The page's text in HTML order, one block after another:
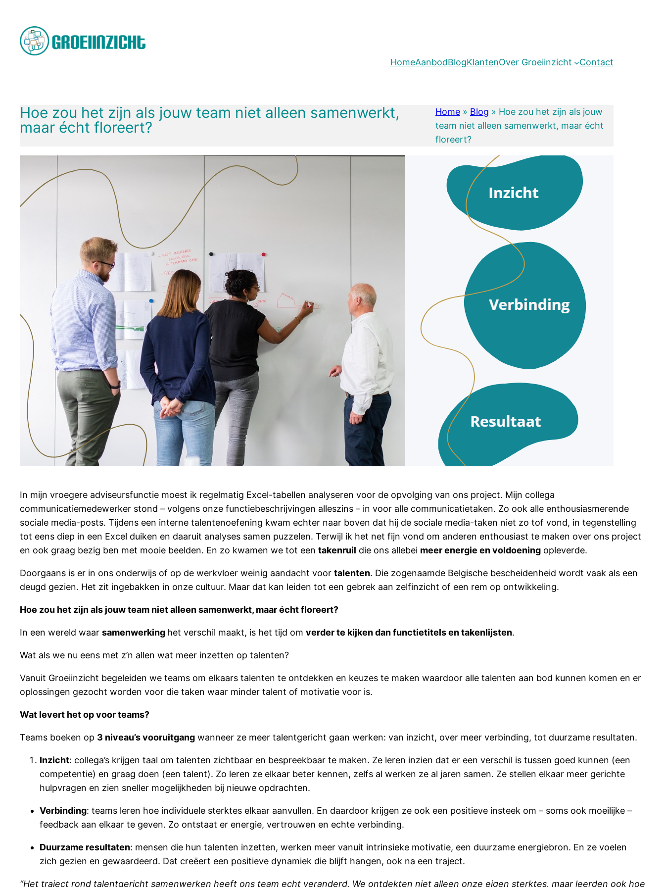
inhoud
HomeAanbodBlogKlantenOver Groeiinzicht Contact
Hoe zou het zijn als jouw team niet alleen samenwerkt,
maar écht floreert?
Home » Blog » Hoe zou het zijn als jouw
team niet alleen samenwerkt, maar écht
floreert?
In mijn vroegere adviseursfunctie moest ik regelmatig Excel-tabellen analyseren voor de opvolging van ons project. Mijn collega
communicatiemedewerker stond – volgens onze functiebeschrijvingen alleszins – in voor alle communicatietaken. Zo ook alle enthousiasmerende
sociale media-posts. Tijdens een interne talentenoefening kwam echter naar boven dat hij de sociale media-taken niet zo tof vond, in tegenstelling
tot eens diep in een Excel duiken en daaruit analyses samen puzzelen. Terwijl ik het net fijn vond om anderen enthousiast te maken over ons project
en ook graag bezig ben met mooie beelden. En zo kwamen we tot een takenruil die ons allebei meer energie en voldoening opleverde.
Doorgaans is er in ons onderwijs of op de werkvloer weinig aandacht voor talenten. Die zogenaamde Belgische bescheidenheid wordt vaak als een
deugd gezien. Het zit ingebakken in onze cultuur. Maar dat kan leiden tot een gebrek aan zelfinzicht of een rem op ontwikkeling.
Hoe zou het zijn als jouw team niet alleen samenwerkt, maar écht floreert?
In een wereld waar samenwerking het verschil maakt, is het tijd om verder te kijken dan functietitels en takenlijsten.
Wat als we nu eens met z’n allen wat meer inzetten op talenten?
Vanuit Groeiinzicht begeleiden we teams om elkaars talenten te ontdekken en keuzes te maken waardoor alle talenten aan bod kunnen komen en er
oplossingen gezocht worden voor die taken waar minder talent of motivatie voor is.
Wat levert het op voor teams?
Teams boeken op 3 niveau’s vooruitgang wanneer ze meer talentgericht gaan werken: van inzicht, over meer verbinding, tot duurzame resultaten.
Inzicht: collega’s krijgen taal om talenten zichtbaar en bespreekbaar te maken. Ze leren inzien dat er een verschil is tussen goed kunnen (een
competentie) en graag doen (een talent). Zo leren ze elkaar beter kennen, zelfs al werken ze al jaren samen. Ze stellen elkaar meer gerichte
hulpvragen en zien sneller mogelijkheden bij nieuwe opdrachten.
Verbinding: teams leren hoe individuele sterktes elkaar aanvullen. En daardoor krijgen ze ook een positieve insteek om – soms ook moeilijke –
feedback aan elkaar te geven. Zo ontstaat er energie, vertrouwen en echte verbinding.
Duurzame resultaten: mensen die hun talenten inzetten, werken meer vanuit intrinsieke motivatie, een duurzame energiebron. En ze voelen
zich gezien en gewaardeerd. Dat creëert een positieve dynamiek die blijft hangen, ook na een traject.
“Het traject rond talentgericht samenwerken heeft ons team echt veranderd. We ontdekten niet alleen onze eigen sterktes, maar leerden ook hoe